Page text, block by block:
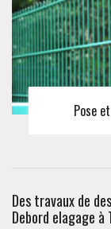
Pose
Des travaux de
Debord elagage à